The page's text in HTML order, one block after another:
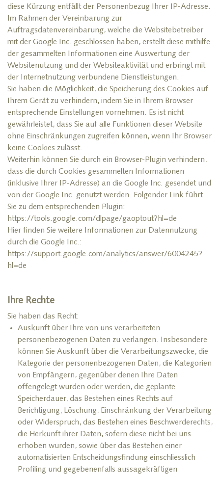
diese Kürzung entfällt der Personenbezug Ihrer IP-Adresse.
Im Rahmen der Vereinbarung zur
Auftragsdatenvereinbarung, welche die Websitebetreiber
mit der Google Inc. geschlossen haben, erstellt diese mithilfe
der gesammelten Informationen eine Auswertung der
Websitenutzung und der Websiteaktivität und erbringt mit
der Internetnutzung verbundene Dienstleistungen.
Sie haben die Möglichkeit, die Speicherung des Cookies auf
Ihrem Gerät zu verhindern, indem Sie in Ihrem Browser
entsprechende Einstellungen vornehmen. Es ist nicht
gewährleistet, dass Sie auf alle Funktionen dieser Website
ohne Einschränkungen zugreifen können, wenn Ihr Browser
keine Cookies zulässt.
Weiterhin können Sie durch ein Browser-Plugin verhindern,
dass die durch Cookies gesammelten Informationen
(inklusive Ihrer IP-Adresse) an die Google Inc. gesendet und
von der Google Inc. genutzt werden. Folgender Link führt
Sie zu dem entsprechenden Plugin:
https://tools.google.com/dlpage/gaoptout?hl=de
Hier finden Sie weitere Informationen zur Datennutzung
durch die Google Inc.:
https://support.google.com/analytics/answer/6004245?
hl=de
Ihre Rechte
Sie haben das Recht:
Auskunft über Ihre von uns verarbeiteten
personenbezogenen Daten zu verlangen. Insbesondere
können Sie Auskunft über die Verarbeitungszwecke, die
Kategorie der personenbezogenen Daten, die Kategorien
von Empfängern, gegenüber denen Ihre Daten
offengelegt wurden oder werden, die geplante
Speicherdauer, das Bestehen eines Rechts auf
Berichtigung, Löschung, Einschränkung der Verarbeitung
oder Widerspruch, das Bestehen eines Beschwerderechts,
die Herkunft ihrer Daten, sofern diese nicht bei uns
erhoben wurden, sowie über das Bestehen einer
automatisierten Entscheidungsfindung einschliesslich
Profiling und gegebenenfalls aussagekräftigen